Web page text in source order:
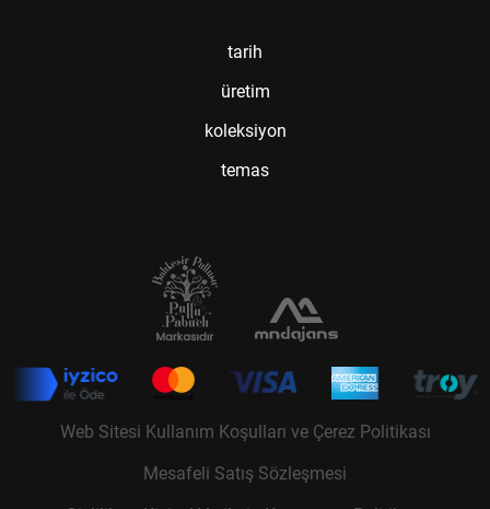
tarih
üretim
koleksiyon
temas
Web Sitesi Kullanım Koşulları ve Çerez Politikası
Mesafeli Satış Sözleşmesi